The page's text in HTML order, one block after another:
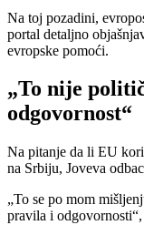
Na toj pozadini,
portal detaljno
evropske pomoći.
„To nije
odgovornost“
Na pitanje da li EU
na Srbiju, Joveva
„To se po mom
pravila i odgovornosti“,